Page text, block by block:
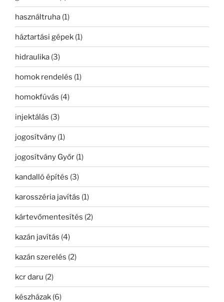
használtruha (1)
háztartási gépek (1)
hidraulika (3)
homok rendelés (1)
homokfúvás (4)
injektálás (3)
jogosítvány (1)
jogosítvány Győr (1)
kandalló építés (3)
karosszéria javítás (1)
kártevőmentesítés (2)
kazán javítás (4)
kazán szerelés (2)
kcr daru (2)
készházak (6)